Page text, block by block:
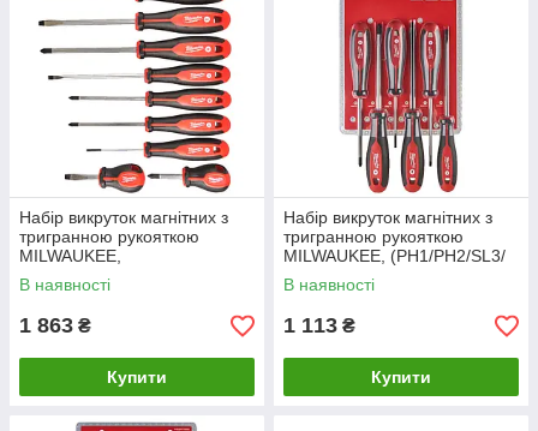
Набір викруток магнітних з
тригранною рукояткою
MILWAUKEE,
(PZ1/PZ2/PH1/PH2/SL3/SL5,5
/ SL6,5/ SL6,5/SL8) (10шт)
В наявності
1 863 ₴
Купити
Набір викруток магнітних з
тригранною рукояткою
MILWAUKEE, (PH1/PH2/SL3/
SL4/SL5,5/SL6,5), (6шт)
В наявності
1 113 ₴
Купити